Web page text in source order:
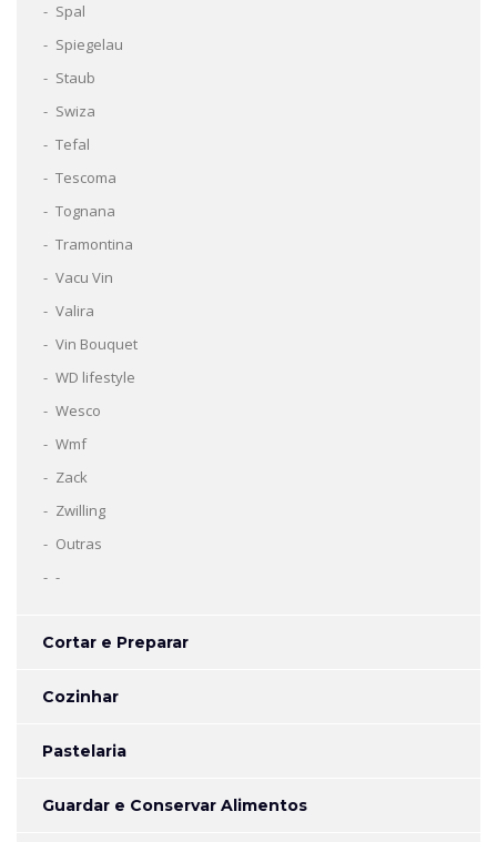
Spal
Spiegelau
Staub
Swiza
Tefal
Tescoma
Tognana
Tramontina
Vacu Vin
Valira
Vin Bouquet
WD lifestyle
Wesco
Wmf
Zack
Zwilling
Outras
-
Cortar e Preparar
Cozinhar
Pastelaria
Guardar e Conservar Alimentos